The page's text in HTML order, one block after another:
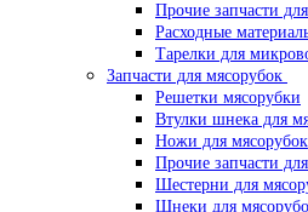
Прочие запчасти
Расходные
Тарелки для
Запчасти для мясорубок
Решетки мясорубки
Втулки шнека для
Ножи для мясорубок
Прочие запчасти
Шестерни для
Шнеки для